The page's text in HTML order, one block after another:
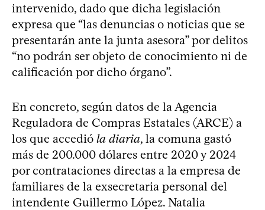
intervenido, dado que dicha legislación
expresa que “las denuncias o noticias que se
presentarán ante la junta asesora” por delitos
“no podrán ser objeto de conocimiento ni de
calificación por dicho órgano”.
En concreto, según datos de la Agencia
Reguladora de Compras Estatales (ARCE) a
los que accedió la diaria, la comuna gastó
más de 200.000 dólares entre 2020 y 2024
por contrataciones directas a la empresa de
familiares de la exsecretaria personal del
intendente Guillermo López. Natalia